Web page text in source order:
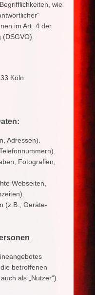
wie
im Art. 4 der
Köln
Adressen).
Fotografien,
Webseiten,
(z.B., Geräte-
betroffenen
als „Nutzer“).